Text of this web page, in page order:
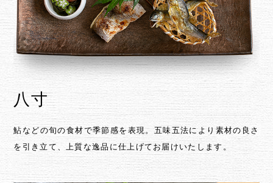
八寸
鮎などの旬の食材で季節感を表現。 五味五法により素材の良さ
を引き立て、上質な逸品に仕上げてお届けいたします。